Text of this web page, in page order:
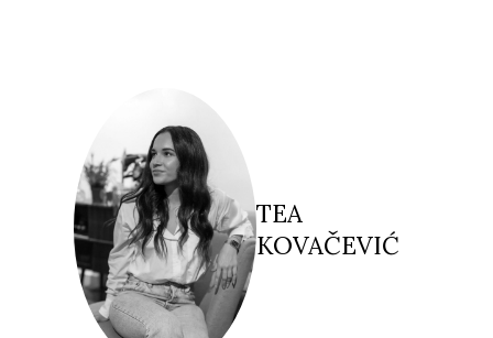
TEA
KOVAČEVIĆ